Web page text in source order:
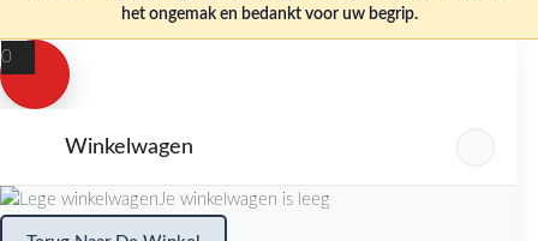
het ongemak en bedankt voor uw begrip.
0
Winkelwagen
Je winkelwagen is leeg